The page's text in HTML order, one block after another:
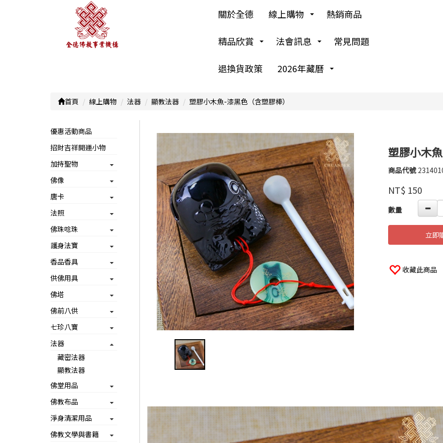
關於全德 線上購物 熱銷商品
精品欣賞 法會訊息 常見問題
退換貨政策 2026年藏曆
首頁 線上購物 法器 顯教法器 塑膠小木魚-漆黑色（含塑膠棒）
優惠活動商品
招財吉祥開運小物
加持聖物
佛像
唐卡
法照
佛珠唸珠
護身法寶
香品香具
供佛用具
佛塔
佛前八供
七珍八寶
法器
藏密法器
顯教法器
佛堂用品
佛教布品
淨身清潔用品
佛教文學與書籍
塑膠小木
商品代號
品牌
鈺
NT$ 150
數量
立即
收藏此商品